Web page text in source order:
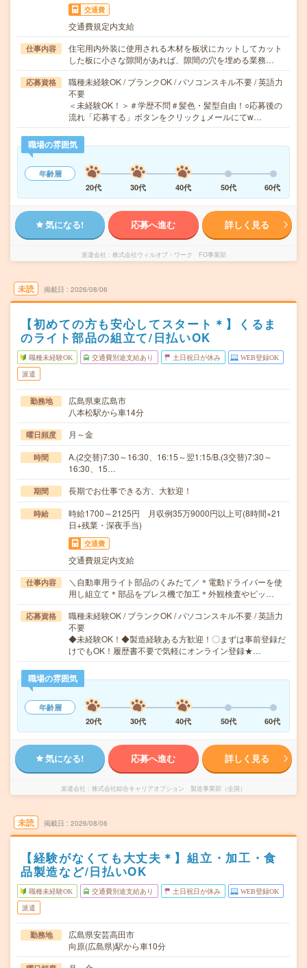
交通費
交通費規定内支給
仕事内容
住宅用内外装に使用される木材を板状にカットしてカット
した板に小さな隙間があれば、隙間の穴を埋める業務…
応募資格
職種未経験OK / ブランクOK / パソコンスキル不要 / 英語力
不要
＜未経験OK！＞＃学歴不問＃髪色・髪型自由！○応募後の
流れ「応募する」ボタンをクリック↓メールにてw…
職場の雰囲気
年齢層
20代
30代 40代 50代 60代
気になる! 応募へ進む 詳しく見る
派遣会社 株式会社ウィルオブ・ワーク FO事業部
未読 掲載日 2026/08/06
【初めての方も安心してスタート＊】くるま
のライト部品の組立て/日払いOK
職種未経験OK 交通費別途支給あり 土日祝日が休み WEB登録OK
派遣
勤務地
広島県東広島市
八本松駅から車14分
曜日頻度 月～金
時間
A.(2交替)7:30～16:30、16:15～翌1:15/B.(3交替)7:30～
16:30、15…
期間 長期でお仕事できる方、大歓迎！
時給
時給1700～2125円 月収例35万9000円以上可(8時間×21
日+残業・深夜手当)
交通費
交通費規定内支給
仕事内容
＼自動車用ライト部品のくみたて／＊電動ドライバーを使
用し組立て＊部品をプレス機で加工＊外観検査やピッ…
応募資格
職種未経験OK / ブランクOK / パソコンスキル不要 / 英語力
不要
◆未経験OK！◆製造経験ある方歓迎！〇まずは事前登録だ
けでもOK！履歴書不要で気軽にオンライン登録★…
職場の雰囲気
年齢層
20代
30代 40代 50代 60代
気になる! 応募へ進む 詳しく見る
派遣会社 株式会社綜合キャリアオプション 製造事業部（全国）
未読 掲載日 2026/08/06
【経験がなくても大丈夫＊】組立・加工・食
品製造など/日払いOK
職種未経験OK 交通費別途支給あり 土日祝日が休み WEB登録OK
派遣
勤務地
広島県安芸高田市
向原(広島県)駅から車10分